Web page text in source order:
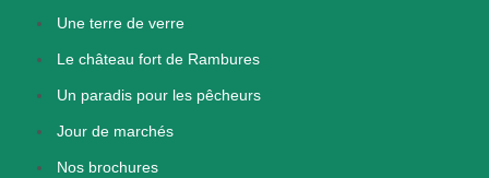
Une terre de verre
Le château fort de Rambures
Un paradis pour les pêcheurs
Jour de marchés
Nos brochures